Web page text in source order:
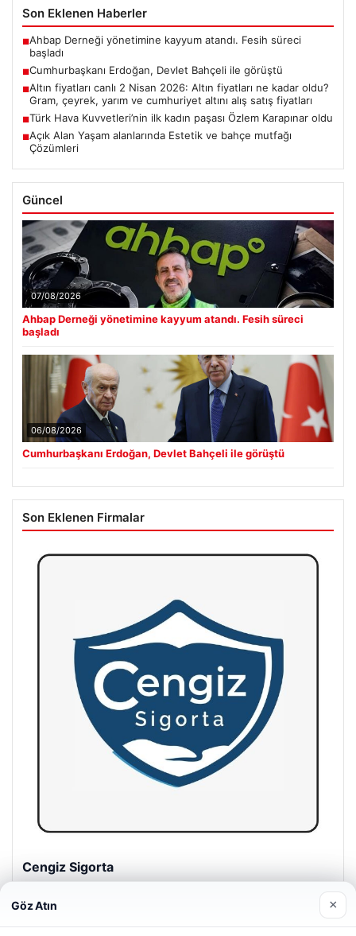
Son Eklenen Haberler
■Ahbap Derneği yönetimine kayyum atandı. Fesih süreci
başladı
■Cumhurbaşkanı Erdoğan, Devlet Bahçeli ile görüştü
■Altın fiyatları canlı 2 Nisan 2026: Altın fiyatları ne kadar oldu?
Gram, çeyrek, yarım ve cumhuriyet altını alış satış fiyatları
■Türk Hava Kuvvetleri’nin ilk kadın paşası Özlem Karapınar oldu
■Açık Alan Yaşam alanlarında Estetik ve bahçe mutfağı
Çözümleri
Güncel
07/08/2026
Ahbap Derneği yönetimine kayyum atandı. Fesih süreci
başladı
06/08/2026
Cumhurbaşkanı Erdoğan, Devlet Bahçeli ile görüştü
Son Eklenen Firmalar
Hastaş Beton
26/05/2026
Göz Atın ×